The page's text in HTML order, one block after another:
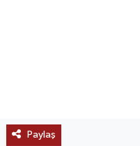
Paylaş
MEDYA